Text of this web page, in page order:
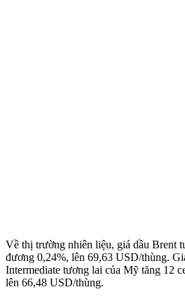
Về thị trường nhiên liệu, giá dầu Brent
đương 0,24%, lên 69,63 USD/thùng.
Intermediate tương lai của Mỹ tăng 12
lên 66,48 USD/thùng.